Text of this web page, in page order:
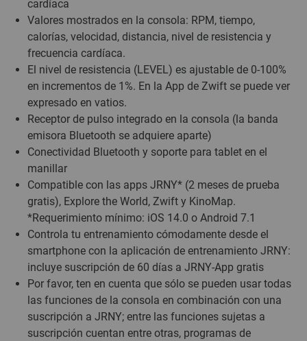
cardíaca
Valores mostrados en la consola: RPM, tiempo,
calorías, velocidad, distancia, nivel de resistencia y
frecuencia cardíaca.
El nivel de resistencia (LEVEL) es ajustable de 0-100%
en incrementos de 1%. En la App de Zwift se puede ver
expresado en vatios.
Receptor de pulso integrado en la consola (la banda
emisora Bluetooth se adquiere aparte)
Conectividad Bluetooth y soporte para tablet en el
manillar
Compatible con las apps JRNY* (2 meses de prueba
gratis), Explore the World, Zwift y KinoMap.
*Requerimiento mínimo: iOS 14.0 o Android 7.1
Controla tu entrenamiento cómodamente desde el
smartphone con la aplicación de entrenamiento JRNY:
incluye suscripción de 60 días a JRNY-App gratis
Por favor, ten en cuenta que sólo se pueden usar todas
las funciones de la consola en combinación con una
suscripción a JRNY; entre las funciones sujetas a
suscripción cuentan entre otras, programas de